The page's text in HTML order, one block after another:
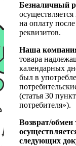
Безналичный
на оплату
реквизитов.
Наша
товара
календарных
был в
(статья 30
потребителя»).
Возврат/обмен
следующих